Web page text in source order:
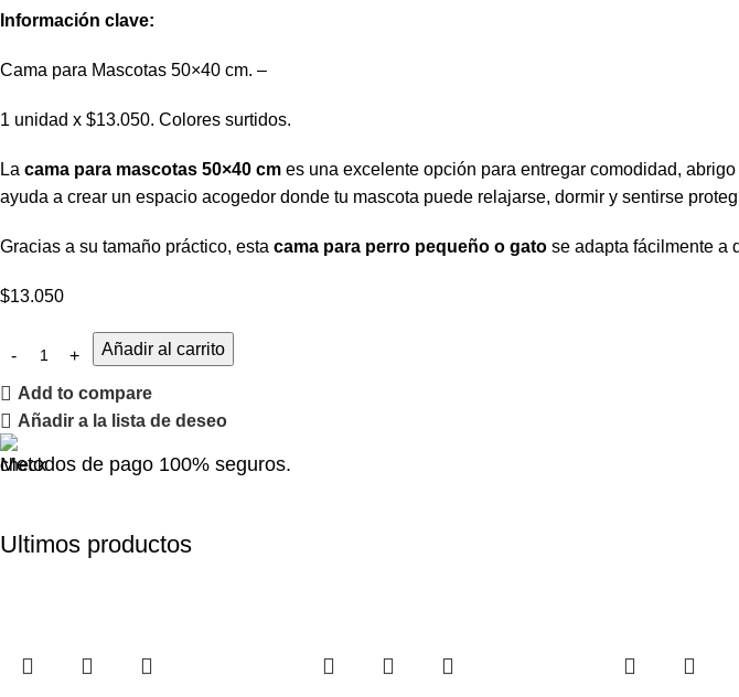
Información clave:
Cama para Mascotas 50×40 cm. –
1 unidad x $13.050. Colores surtidos.
La cama para mascotas 50×40 cm es una excelente opción para entregar comodidad,
ayuda a crear un espacio acogedor donde tu mascota puede relajarse, dormir y sentirse
Gracias a su tamaño práctico, esta cama para perro pequeño o gato se adapta fácilmente a
$13.050
Añadir al carrito
Add to compare
Añadir a la lista de deseo
Metodos de pago 100% seguros.
Ultimos productos